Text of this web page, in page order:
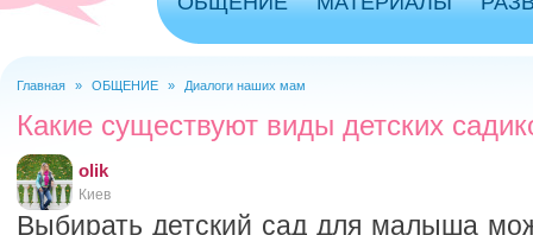
Главная » ОБЩЕНИЕ » Диалоги наших мам
Какие существуют виды детских
olik
Киев
Выбирать детский сад для малыша